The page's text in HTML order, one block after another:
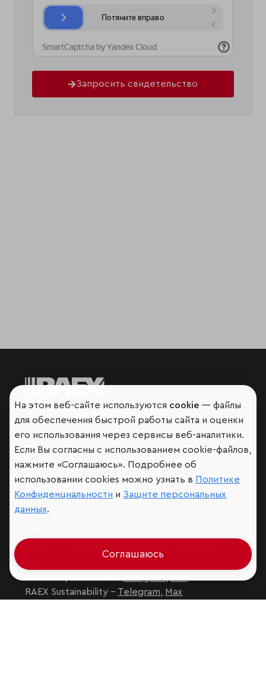
Запросить свидетельство
Мир сквозь призму рейтингов
Аналитика
Контактная информация
Подписаться на рассылку
Обратная связь
RAEX Sustainability – Telegram Max
На этом веб-сайте используются cookie — файлы
для обеспечения быстрой работы сайта и оценки
его использования через сервисы веб-аналитики.
Если Вы согласны с использованием cookie-файлов,
нажмите «Соглашаюсь». Подробнее об
использовании cookies можно узнать в Политике
Конфиденциальности и Защите персональных
данных.
Соглашаюсь